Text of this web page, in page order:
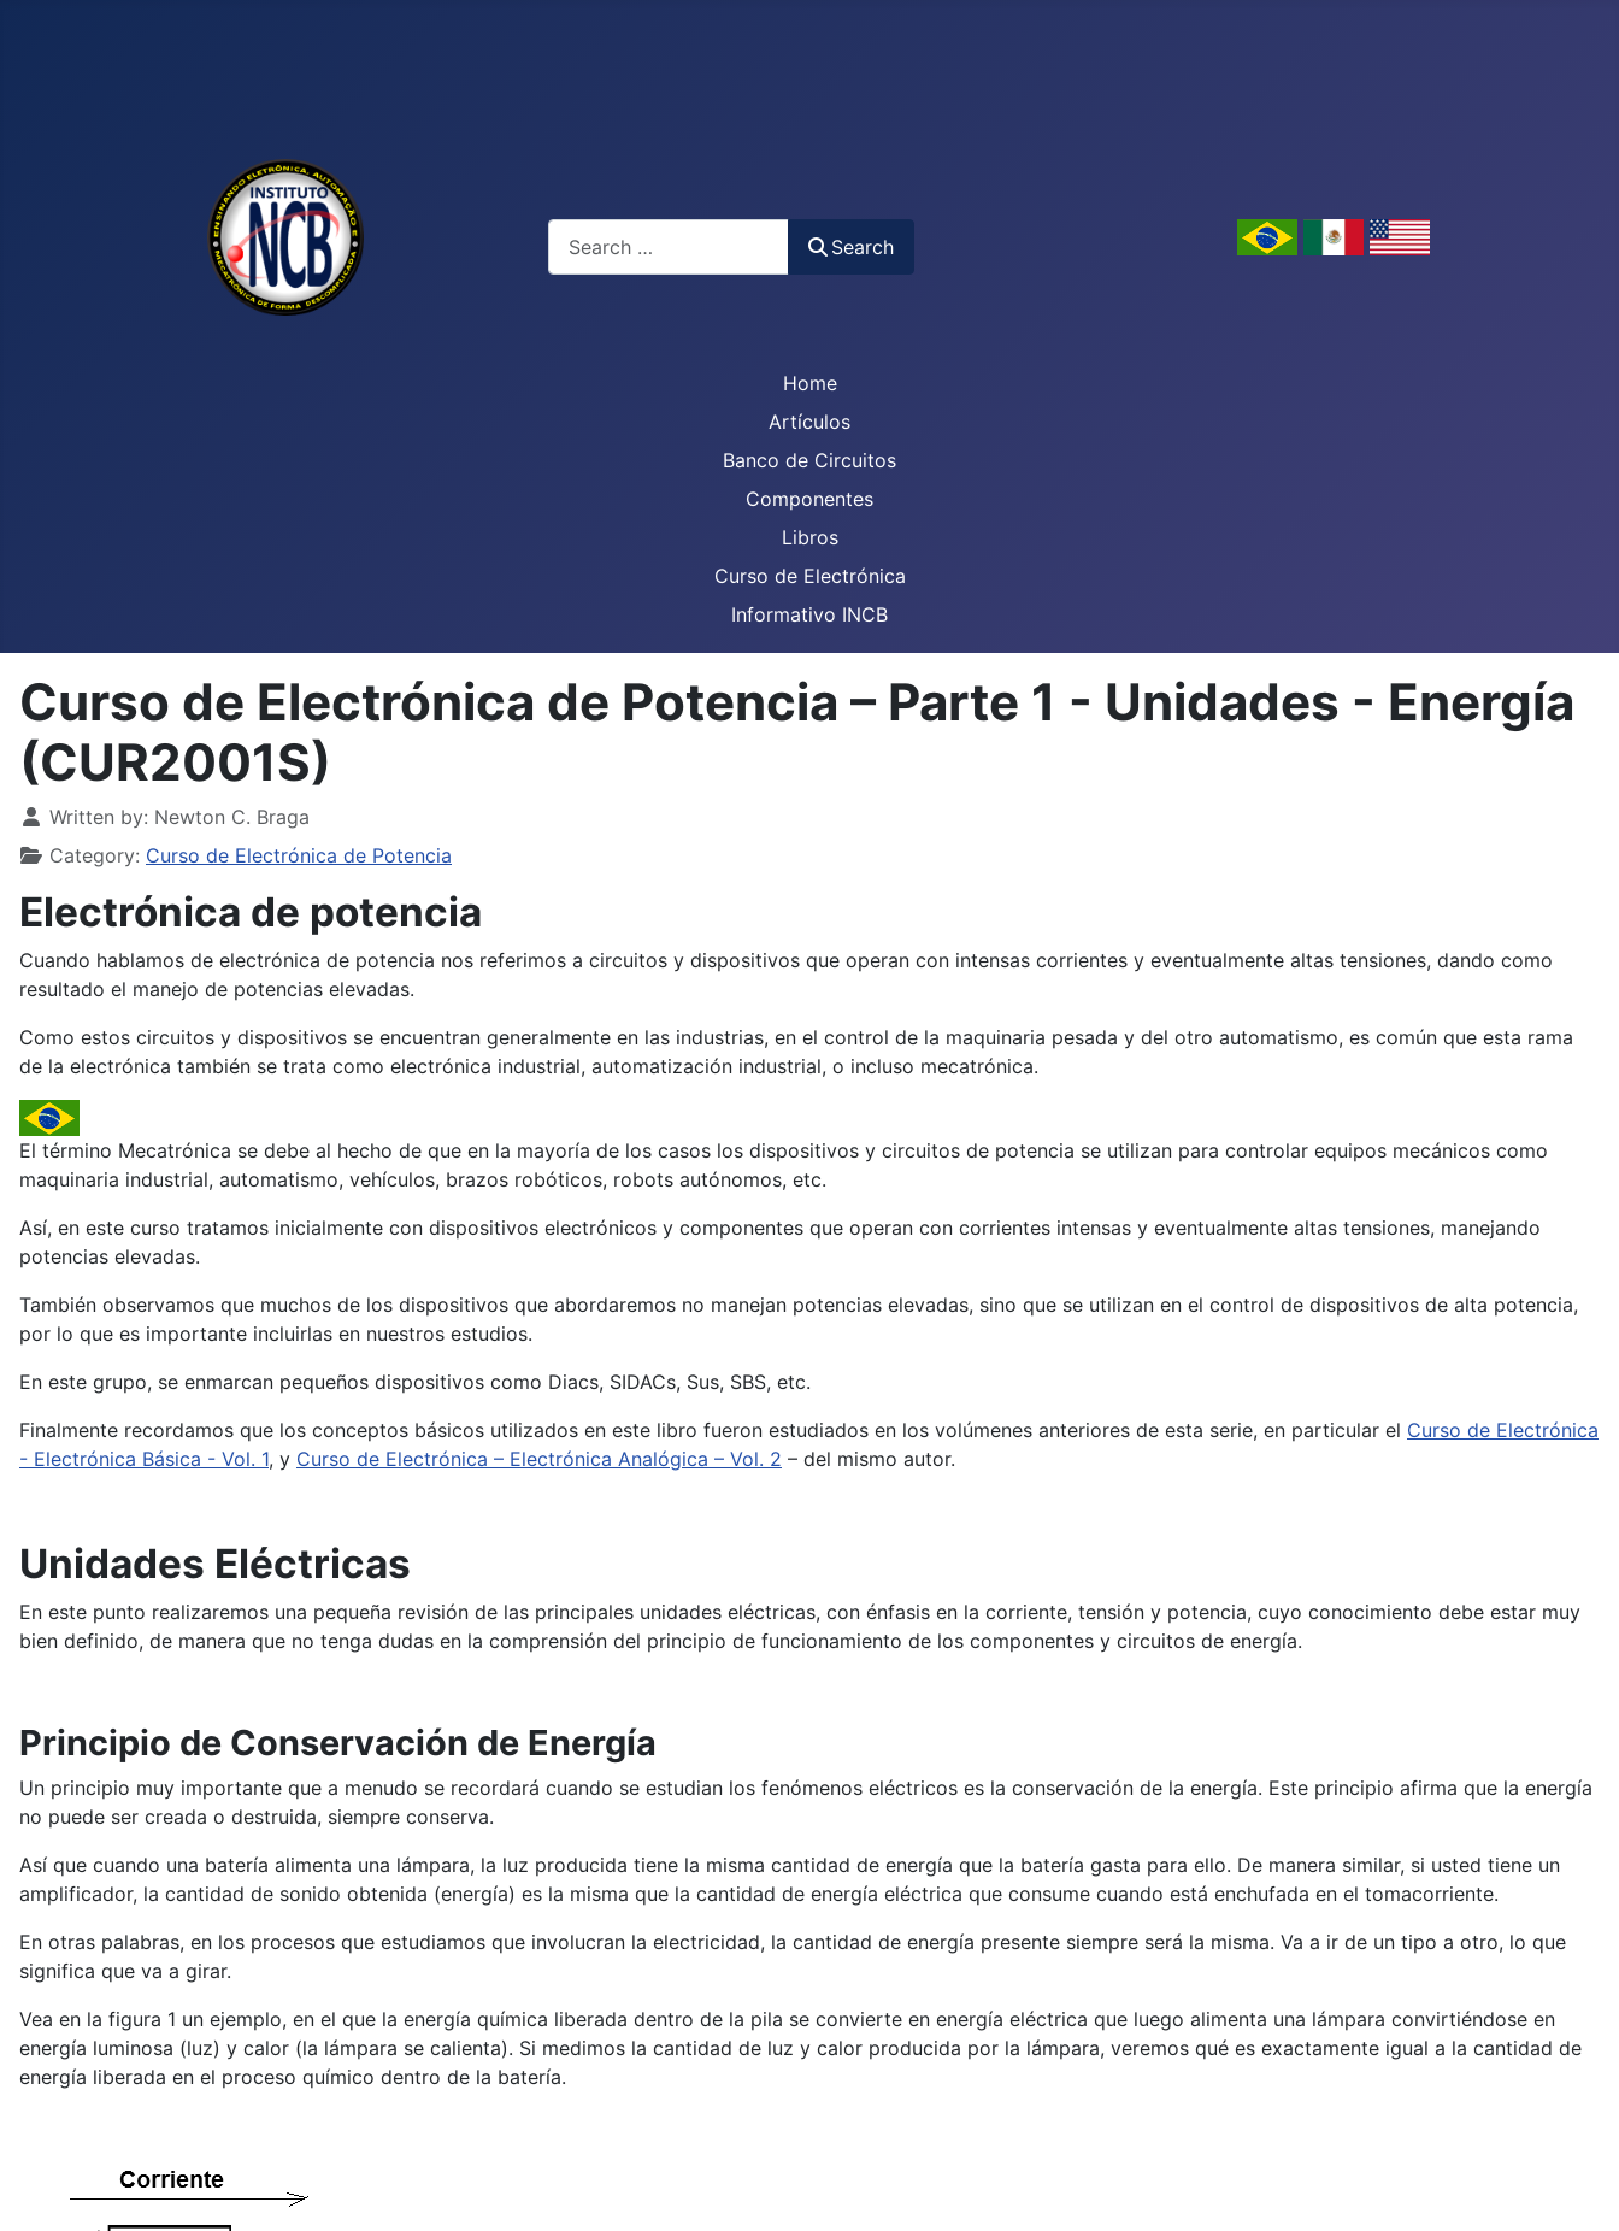
Search
Search
Home
Artículos
Banco de Circuitos
Componentes
Libros
Curso de Electrónica
Informativo INCB
Curso de Electrónica de Potencia – Parte 1 - Unidades - Energía
(CUR2001S)
Details
Written by: Newton C. Braga
Category: Curso de Electrónica de Potencia
Electrónica de potencia
Cuando hablamos de electrónica de potencia nos referimos a circuitos y dispositivos que operan con intensas corrientes y eventualmente altas tensiones, dando como
resultado el manejo de potencias elevadas.
Como estos circuitos y dispositivos se encuentran generalmente en las industrias, en el control de la maquinaria pesada y del otro automatismo, es común que esta rama
de la electrónica también se trata como electrónica industrial, automatización industrial, o incluso mecatrónica.
El término Mecatrónica se debe al hecho de que en la mayoría de los casos los dispositivos y circuitos de potencia se utilizan para controlar equipos mecánicos como
maquinaria industrial, automatismo, vehículos, brazos robóticos, robots autónomos, etc.
Así, en este curso tratamos inicialmente con dispositivos electrónicos y componentes que operan con corrientes intensas y eventualmente altas tensiones, manejando
potencias elevadas.
También observamos que muchos de los dispositivos que abordaremos no manejan potencias elevadas, sino que se utilizan en el control de dispositivos de alta potencia,
por lo que es importante incluirlas en nuestros estudios.
En este grupo, se enmarcan pequeños dispositivos como Diacs, SIDACs, Sus, SBS, etc.
Finalmente recordamos que los conceptos básicos utilizados en este libro fueron estudiados en los volúmenes anteriores de esta serie, en particular el Curso de Electrónica
- Electrónica Básica - Vol. 1, y Curso de Electrónica – Electrónica Analógica – Vol. 2 – del mismo autor.
Unidades Eléctricas
En este punto realizaremos una pequeña revisión de las principales unidades eléctricas, con énfasis en la corriente, tensión y potencia, cuyo conocimiento debe estar muy
bien definido, de manera que no tenga dudas en la comprensión del principio de funcionamiento de los componentes y circuitos de energía.
Principio de Conservación de Energía
Un principio muy importante que a menudo se recordará cuando se estudian los fenómenos eléctricos es la conservación de la energía. Este principio afirma que la energía
no puede ser creada o destruida, siempre conserva.
Así que cuando una batería alimenta una lámpara, la luz producida tiene la misma cantidad de energía que la batería gasta para ello. De manera similar, si usted tiene un
amplificador, la cantidad de sonido obtenida (energía) es la misma que la cantidad de energía eléctrica que consume cuando está enchufada en el tomacorriente.
En otras palabras, en los procesos que estudiamos que involucran la electricidad, la cantidad de energía presente siempre será la misma. Va a ir de un tipo a otro, lo que
significa que va a girar.
Vea en la figura 1 un ejemplo, en el que la energía química liberada dentro de la pila se convierte en energía eléctrica que luego alimenta una lámpara convirtiéndose en
energía luminosa (luz) y calor (la lámpara se calienta). Si medimos la cantidad de luz y calor producida por la lámpara, veremos qué es exactamente igual a la cantidad de
energía liberada en el proceso químico dentro de la batería.